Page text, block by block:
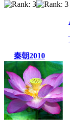
秦朝2010